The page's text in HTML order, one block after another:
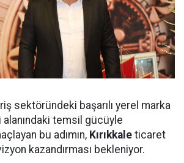
sektöründeki başarılı yerel marka
temsil gücüyle
bu adımın, Kırıkkale ticaret
kazandırması bekleniyor.